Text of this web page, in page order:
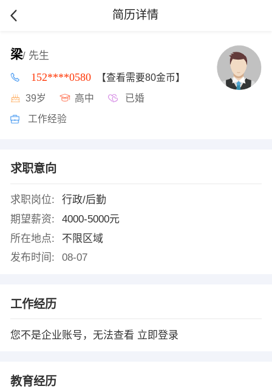
简历详情
梁/ 先生
152****0580 【查看需要80金币】
39岁 高中 已婚
工作经验
求职意向
求职岗位:
行政/后勤
期望薪资:
4000-5000元
所在地点:
不限区域
发布时间:
08-07
工作经历
您不是企业账号，无法查看 立即登录
教育经历